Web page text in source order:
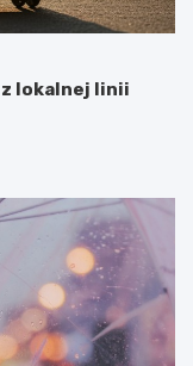
lokalnej linii